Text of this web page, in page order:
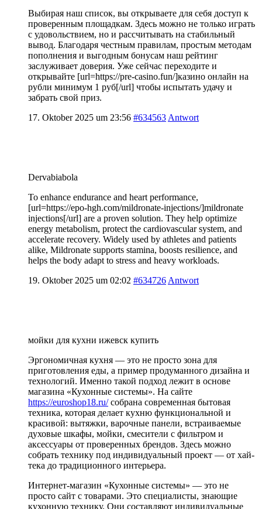
Выбирая наш список, вы открываете для себя доступ к
проверенным площадкам. Здесь можно не только играть
с удовольствием, но и рассчитывать на стабильный
вывод. Благодаря честным правилам, простым методам
пополнения и выгодным бонусам наш рейтинг
заслуживает доверия. Уже сейчас переходите и
открывайте [url=https://pre-casino.fun/]казино онлайн на
рубли минимум 1 руб[/url] чтобы испытать удачу и
забрать свой приз.
17. Oktober 2025 um 23:56 #634563 Antwort
Dervabiabola
To enhance endurance and heart performance,
[url=https://epo-hgh.com/mildronate-injections/]mildronate
injections[/url] are a proven solution. They help optimize
energy metabolism, protect the cardiovascular system, and
accelerate recovery. Widely used by athletes and patients
alike, Mildronate supports stamina, boosts resilience, and
helps the body adapt to stress and heavy workloads.
19. Oktober 2025 um 02:02 #634726 Antwort
мойки для кухни ижевск купить
Эргономичная кухня — это не просто зона для
приготовления еды, а пример продуманного дизайна и
технологий. Именно такой подход лежит в основе
магазина «Кухонные системы». На сайте
https://euroshop18.ru/собрана современная бытовая
техника, которая делает кухню функциональной и
красивой: вытяжки, варочные панели, встраиваемые
духовые шкафы, мойки, смесители с фильтром и
аксессуары от проверенных брендов. Здесь можно
собрать технику под индивидуальный проект — от хай-
тека до традиционного интерьера.
Интернет-магазин «Кухонные системы» — это не
просто сайт с товарами. Это специалисты, знающие
кухонную технику. Они составляют индивидуальные